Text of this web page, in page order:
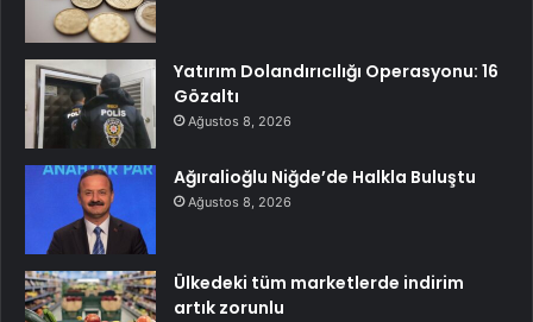
Yatırım Dolandırıcılığı Operasyonu: 16
Gözaltı
Ağustos 8, 2026
Ağıralioğlu Niğde’de Halkla Buluştu
Ağustos 8, 2026
Ülkedeki tüm marketlerde indirim
artık zorunlu